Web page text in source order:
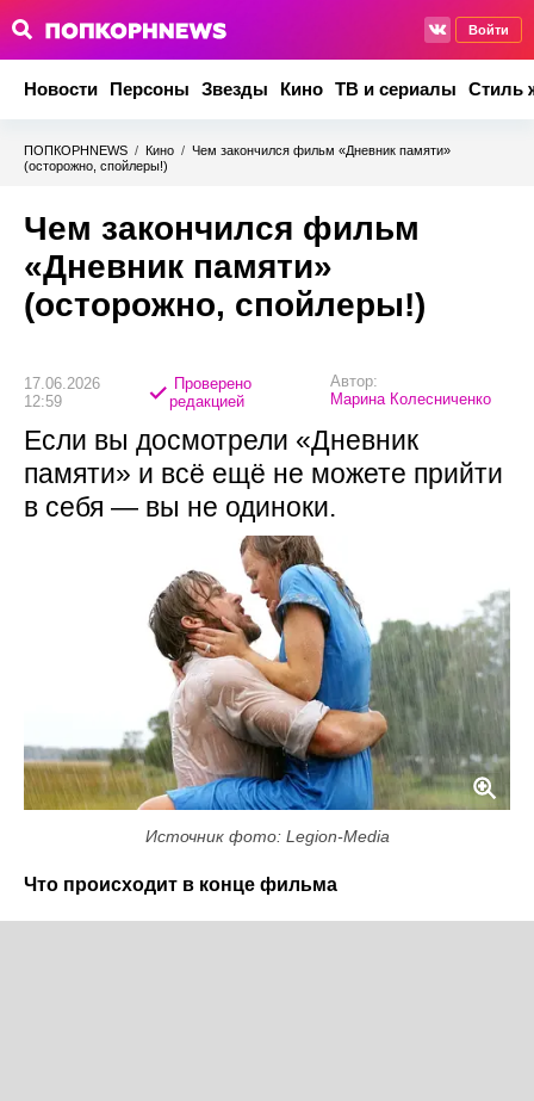
Войти
Новости Персоны Звезды Кино ТВ и сериалы Стиль
ПОПКОРНNEWS / Кино / Чем закончился фильм «Дневник памяти»
(осторожно, спойлеры!)
Чем закончился фильм
«Дневник памяти»
(осторожно, спойлеры!)
17.06.2026
12:59
Проверено
редакцией
Автор:
Марина Колесниченко
Если вы досмотрели «Дневник
памяти» и всё ещё не можете прийти
в себя — вы не одиноки.
Источник фото: Legion-Media
Что происходит в конце фильма